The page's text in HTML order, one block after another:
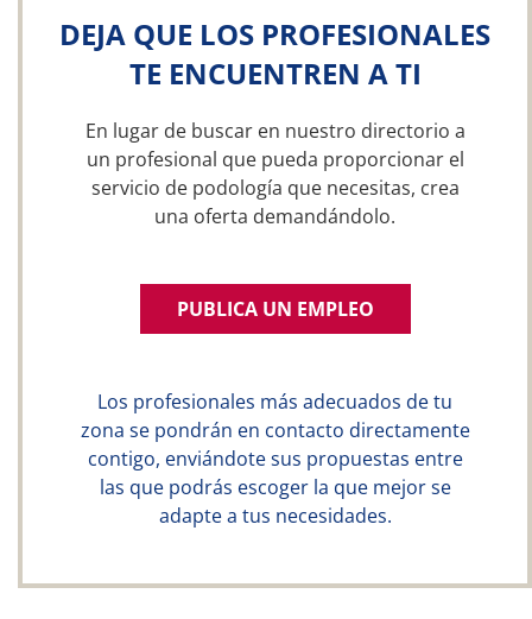
DEJA QUE LOS PROFESIONALES
TE ENCUENTREN A TI
En lugar de buscar en nuestro directorio a
un profesional que pueda proporcionar el
servicio de podología que necesitas, crea
una oferta demandándolo.
PUBLICA UN EMPLEO
Los profesionales más adecuados de tu
zona se pondrán en contacto directamente
contigo, enviándote sus propuestas entre
las que podrás escoger la que mejor se
adapte a tus necesidades.